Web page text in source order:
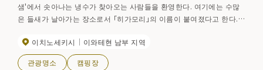
샘'에서 솟아나는 냉수가 찾아오는 사람들을 환영한다. 여기에는 수많
은 들새가 날아가는 장소로서 「히가모리」의 이름이 붙여졌다고 한다.
츠타케 사냥, 감자 조림 등 사계절마다의 정취가 있어 경승 풍부한 휴식
의 장소가 되고 있다. 단풍의 절정 10월 중순~10월 하순
이치노세키시 이와테현 남부 지역
관광명소 캠핑장